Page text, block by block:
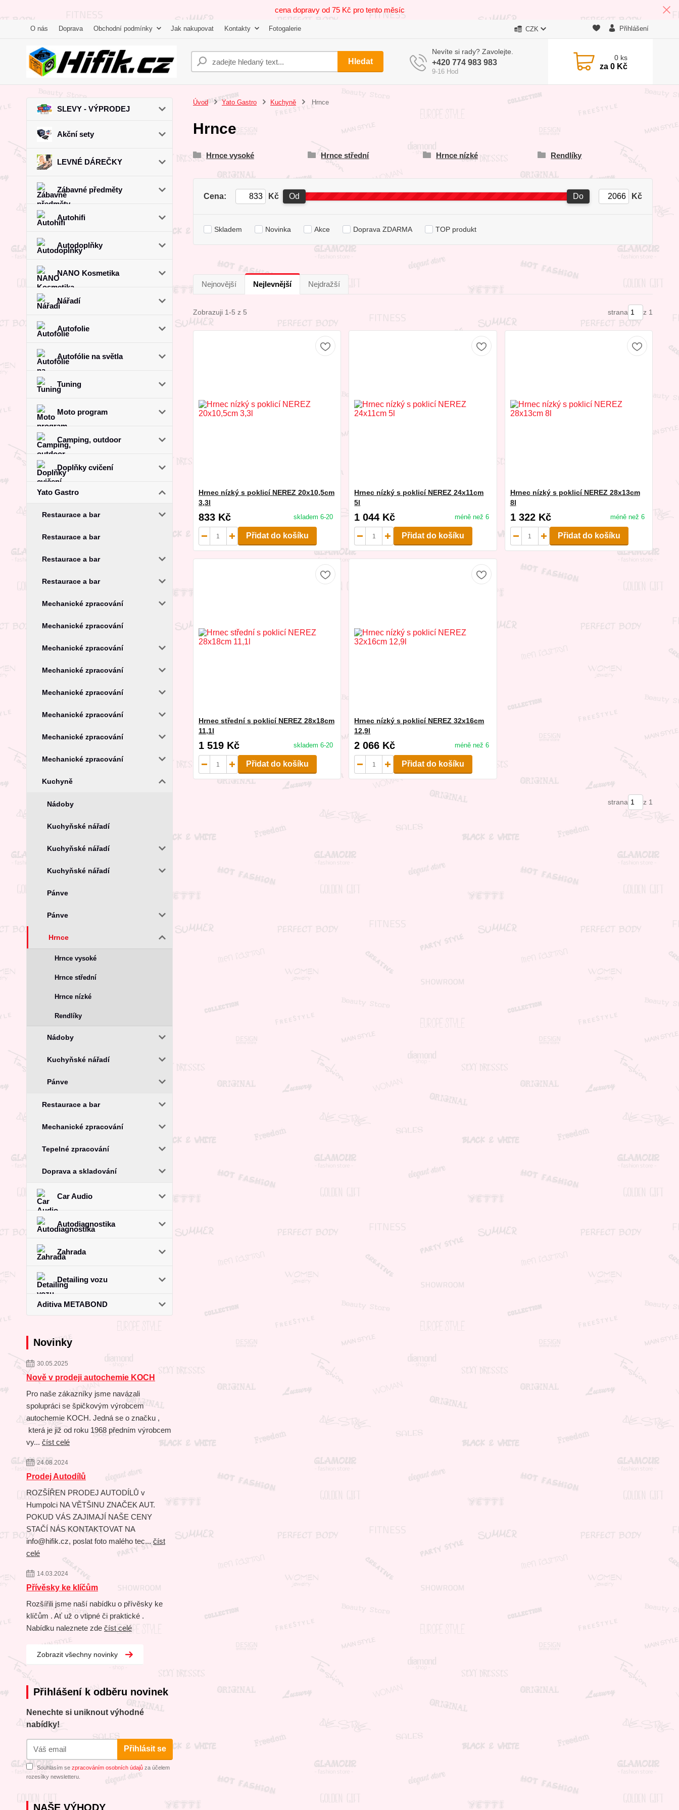
cena dopravy od 75 Kč pro tento měsíc
O nás Doprava Obchodní podmínky Jak nakupovat Kontakty Fotogalerie CZK Přihlášení
Hledat
Nevíte si rady? Zavolejte.
+420 774 983 983
9-16 Hod
0 ks
za 0 Kč
SLEVY - VÝPRODEJ
Akční sety
LEVNÉ DÁREČKY
Zábavné předměty
Autohifi
Autodoplňky
NANO Kosmetika
Nářadí
Autofolie
Autofólie na světla
Tuning
Moto program
Camping, outdoor
Doplňky cvičení
Yato Gastro
Restaurace a bar
Restaurace a bar
Restaurace a bar
Restaurace a bar
Mechanické zpracování
Mechanické zpracování
Mechanické zpracování
Mechanické zpracování
Mechanické zpracování
Mechanické zpracování
Mechanické zpracování
Mechanické zpracování
Kuchyně
Nádoby
Kuchyňské nářadí
Kuchyňské nářadí
Kuchyňské nářadí
Pánve
Pánve
Hrnce
Hrnce vysoké
Hrnce střední
Hrnce nízké
Rendlíky
Nádoby
Kuchyňské nářadí
Pánve
Restaurace a bar
Mechanické zpracování
Tepelné zpracování
Doprava a skladování
Car Audio
Autodiagnostika
Zahrada
Detailing vozu
Aditiva METABOND
Novinky
30.05.2025
Nově v prodeji autochemie KOCH
Pro naše zákazníky jsme navázali
spolupráci se špičkovým výrobcem
autochemie KOCH. Jedná se o značku ,
která je již od roku 1968 předním výrobcem
vy... číst celé
24.08.2024
Prodej Autodílů
ROZŠÍŘEN PRODEJ AUTODÍLŮ v
Humpolci NA VĚTŠINU ZNAČEK AUT.
POKUD VÁS ZAJIMAJÍ NAŠE CENY
STAČÍ NÁS KONTAKTOVAT NA
info@hifik.cz, poslat foto malého tec...číst
celé
14.03.2024
Přívěsky ke klíčům
Rozšířili jsme naší nabídku o přívěsky ke
klíčům . Ať už o vtipné či praktické .
Nabídku naleznete zde číst celé
Zobrazit všechny novinky
Přihlášení k odběru novinek
Nenechte si uniknout výhodné
nabídky!
Přihlásit se
Souhlasím se zpracováním osobních údajů za účelem
rozesílky newsletteru.
NAŠE VÝHODY
Úvod Yato Gastro Kuchyně Hrnce
Hrnce
Hrnce vysoké Hrnce střední Hrnce nízké Rendlíky
Cena: Kč Od Do Kč
Skladem Novinka Akce Doprava ZDARMA TOP produkt
Nejnovější Nejlevnější Nejdražší
Zobrazuji 1-5 z 5 strana z 1
Hrnec nízký s poklicí NEREZ 20x10,5cm
3,3l
833 Kč skladem 6-20
Přidat do košíku
Hrnec nízký s poklicí NEREZ 24x11cm
5l
1 044 Kč méně než 6
Přidat do košíku
Hrnec nízký s poklicí NEREZ 28x13cm
8l
1 322 Kč méně než 6
Přidat do košíku
Hrnec střední s poklicí NEREZ 28x18cm
11,1l
1 519 Kč skladem 6-20
Přidat do košíku
Hrnec nízký s poklicí NEREZ 32x16cm
12,9l
2 066 Kč méně než 6
Přidat do košíku
strana z 1